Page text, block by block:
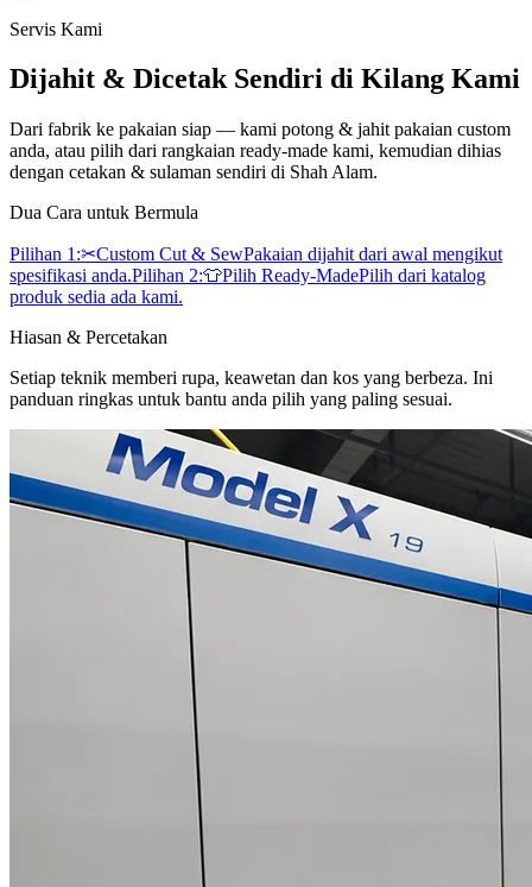
Servis Kami
Dijahit & Dicetak Sendiri di Kilang Kami
Dari fabrik ke pakaian siap — kami potong & jahit pakaian custom
anda, atau pilih dari rangkaian ready-made kami, kemudian dihias
dengan cetakan & sulaman sendiri di Shah Alam.
Dua Cara untuk Bermula
Pilihan 1:✂Custom Cut & SewPakaian dijahit dari awal mengikut
spesifikasi anda.Pilihan 2:👕Pilih Ready-MadePilih dari katalog
produk sedia ada kami.
Hiasan & Percetakan
Setiap teknik memberi rupa, keawetan dan kos yang berbeza. Ini
panduan ringkas untuk bantu anda pilih yang paling sesuai.